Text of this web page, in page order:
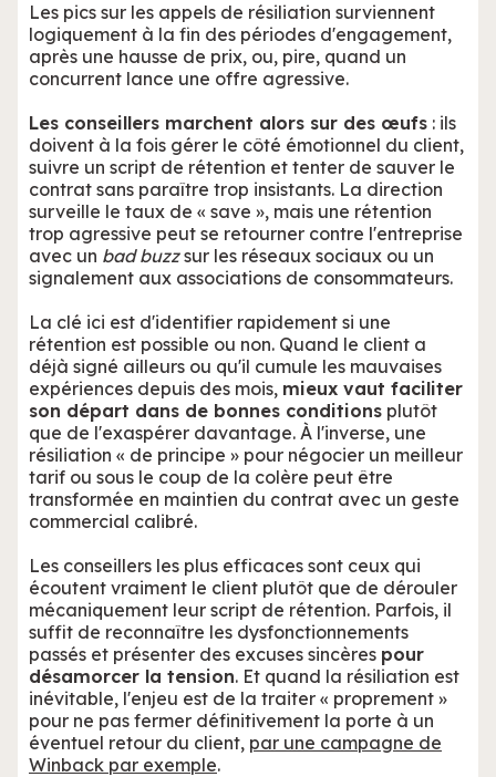
Les pics sur les appels de résiliation surviennent
logiquement à la fin des périodes d'engagement,
après une hausse de prix, ou, pire, quand un
concurrent lance une offre agressive.
Les conseillers marchent alors sur des œufs : ils
doivent à la fois gérer le côté émotionnel du client,
suivre un script de rétention et tenter de sauver le
contrat sans paraître trop insistants. La direction
surveille le taux de « save », mais une rétention
trop agressive peut se retourner contre l'entreprise
avec un bad buzzsur les réseaux sociaux ou un
signalement aux associations de consommateurs.
La clé ici est d'identifier rapidement si une
rétention est possible ou non. Quand le client a
déjà signé ailleurs ou qu'il cumule les mauvaises
expériences depuis des mois, mieux vaut faciliter
son départ dans de bonnes conditions plutôt
que de l'exaspérer davantage. À l'inverse, une
résiliation « de principe » pour négocier un meilleur
tarif ou sous le coup de la colère peut être
transformée en maintien du contrat avec un geste
commercial calibré.
Les conseillers les plus efficaces sont ceux qui
écoutent vraiment le client plutôt que de dérouler
mécaniquement leur script de rétention. Parfois, il
suffit de reconnaître les dysfonctionnements
passés et présenter des excuses sincères pour
désamorcer la tension. Et quand la résiliation est
inévitable, l'enjeu est de la traiter « proprement »
pour ne pas fermer définitivement la porte à un
éventuel retour du client, par une campagne de
Winback par exemple.